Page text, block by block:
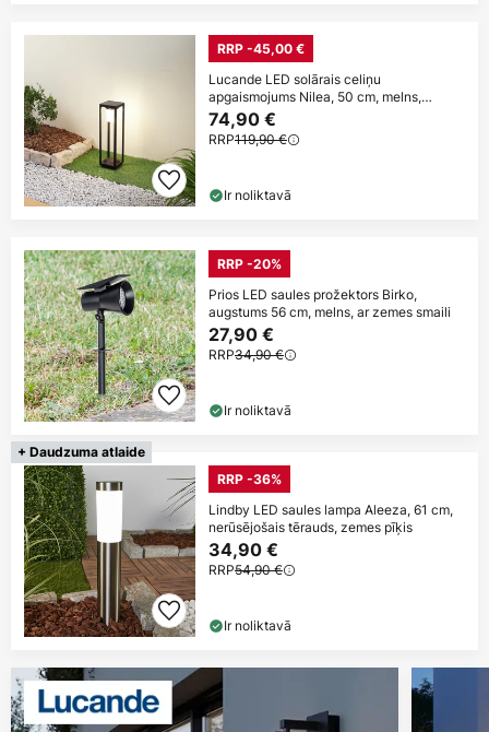
RRP -45,00 €
Lucande LED solārais celiņu
apgaismojums Nilea, 50 cm, melns,
sensors
74,90 €
RRP119,90 €
Ir noliktavā
RRP -20%
Prios LED saules prožektors Birko,
augstums 56 cm, melns, ar zemes smaili
27,90 €
RRP34,90 €
Ir noliktavā
+ Daudzuma atlaide
RRP -36%
Lindby LED saules lampa Aleeza, 61 cm,
nerūsējošais tērauds, zemes pīķis
34,90 €
RRP54,90 €
Ir noliktavā